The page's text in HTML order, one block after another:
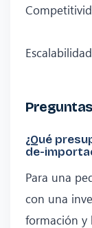
Escalabilidad
¿Qué
de-
Para una
con una
formación y